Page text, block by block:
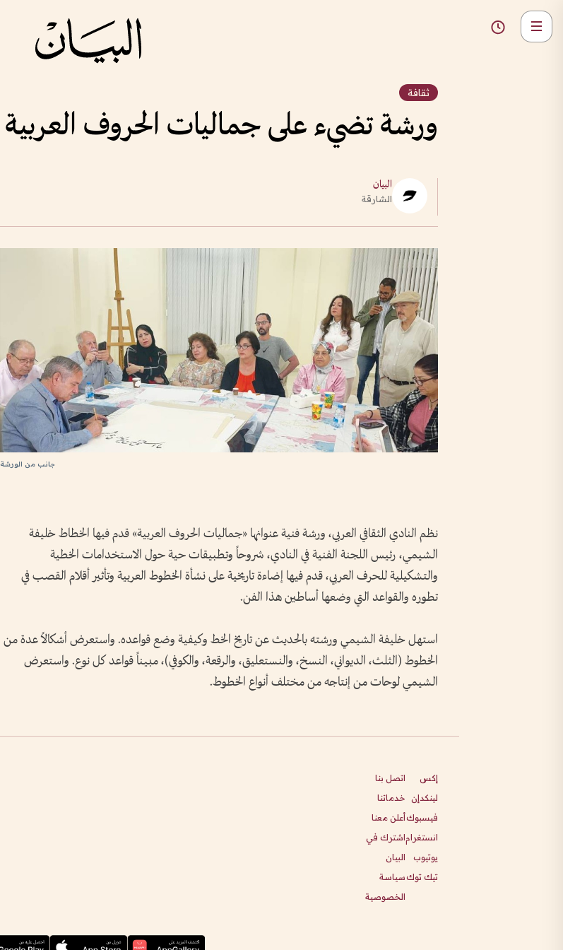
ثقافة
ورشة تضيء على جماليات الحروف العربية
البيان
الشارقة
جانب من الورشة
نظم النادي الثقافي العربي، ورشة فنية عنوانها «جماليات الحروف العربية» قدم فيها الخطاط خليفة
الشيمي، رئيس اللجنة الفنية في النادي، شروحاً وتطبيقات حية حول الاستخدامات الخطية
والتشكيلية للحرف العربي، قدم فيها إضاءة تاريخية على نشأة الخطوط العربية وتأثير أقلام القصب في
تطوره والقواعد التي وضعها أساطين هذا الفن.
استهل خليفة الشيمي ورشته بالحديث عن تاريخ الخط وكيفية وضع قواعده. واستعرض أشكالاً عدة من
الخطوط (الثلث، الديواني، النسخ، والنستعليق، والرقعة، والكوفي)، مبيناً قواعد كل نوع. واستعرض
الشيمي لوحات من إنتاجه من مختلف أنواع الخطوط.
إكس
لينكدإن
فيسبوك
انستغرام
يوتيوب
تيك توك
اتصل بنا
خدماتنا
أعلن معنا
اشترك في
البيان
سياسة
الخصوصية